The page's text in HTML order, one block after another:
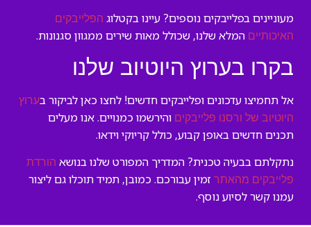
מעוניינים בפלייבקים נוספים? עיינו בקטלוג הפלייבקים
האיכותיים המלא שלנו, שכולל מאות שירים ממגוון סגנונות.
בקרו בערוץ היוטיוב שלנו
אל תחמיצו עדכונים ופלייבקים חדשים! לחצו כאן לביקור בערוץ
היוטיוב של ורסנו פלייבקים והירשמו כמנויים. אנו מעלים
תכנים חדשים באופן קבוע, כולל קריוקי וידאו.
נתקלתם בבעיה טכנית? המדריך המפורט שלנו בנושא הורדת
פלייבקים מהאתר זמין עבורכם. כמובן, תמיד תוכלו גם ליצור
עמנו קשר לסיוע נוסף.